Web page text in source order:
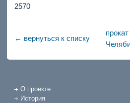
2570
← вернуться к списку
О проекте
История